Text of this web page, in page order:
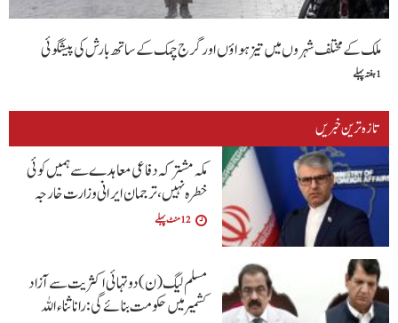
ملک کے مختلف شہروں میں تیز ہواؤں اور گرج چمک کے ساتھ بارش کی پیشگوئی
1 ہفتہ پہلے
تازہ ترین خبریں
مکہ مشترکہ دفاعی معاہدے سے ہمیں کوئی
خطرہ نہیں ، ترجمان ایرانی وزارت خارجہ
12 منٹ پہلے
مسلم لیگ (ن) دو تہائی اکثریت سے آزاد
کشمیر میں حکومت بنائے گی: رانا ثناء اللہ